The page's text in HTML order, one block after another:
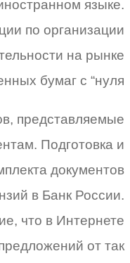
языке.
по организации
на рынке
бумаг с “нуля”.
представляемые
Подготовка и
документов
в Банк России.
что в Интернете
от так